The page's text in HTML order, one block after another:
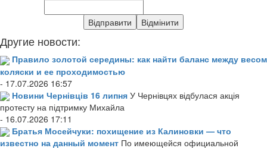
Другие новости:
Правило золотой середины: как найти баланс между весом
коляски и ее проходимостью
- 17.07.2026 16:57
Новини Чернівців 16 липня У Чернівцях відбулася акція
протесту на підтримку Михайла
- 16.07.2026 17:11
Братья Мосейчуки: похищение из Калиновки — что
известно на данный момент По имеющейся официальной